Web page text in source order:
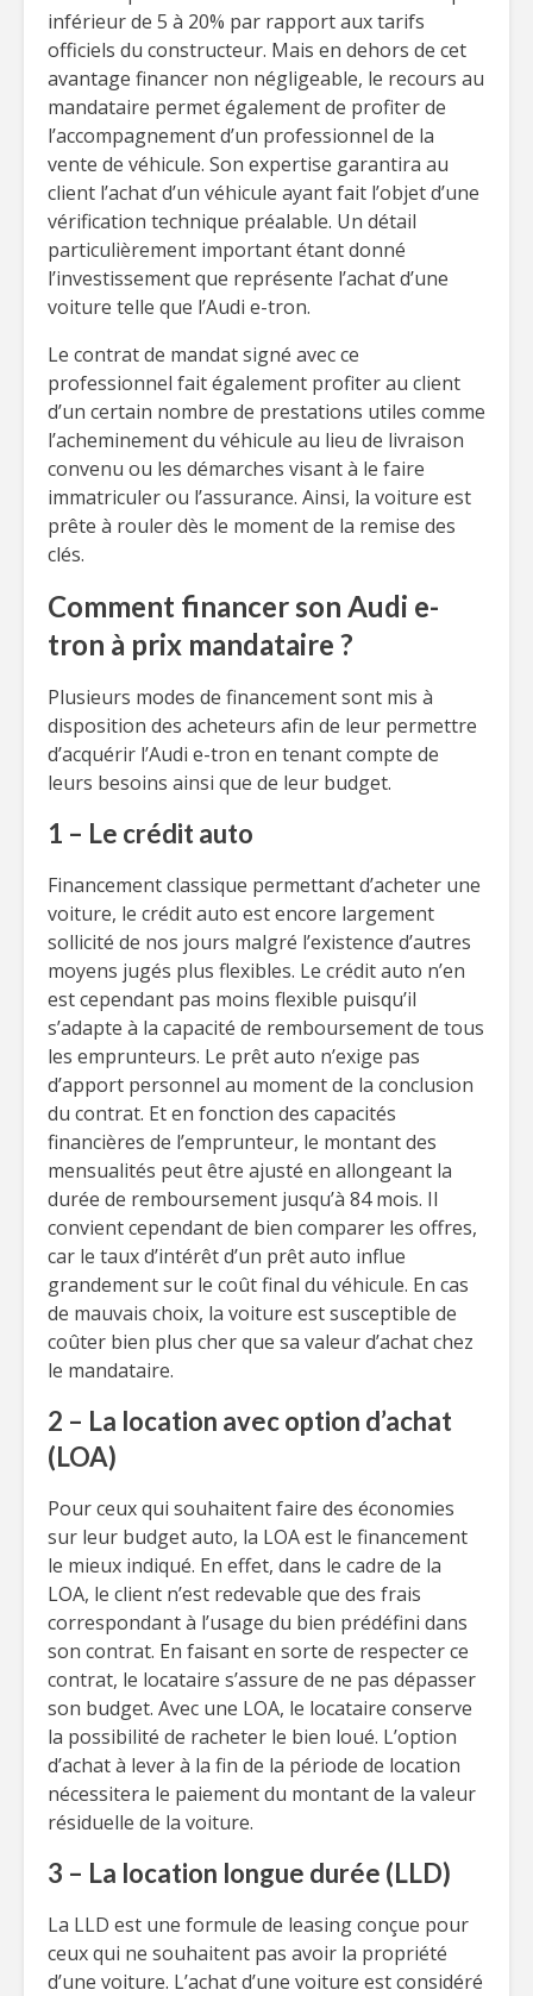
inférieur de 5 à 20% par rapport aux tarifs
officiels du constructeur. Mais en dehors de cet
avantage financer non négligeable, le recours au
mandataire permet également de profiter de
l’accompagnement d’un professionnel de la
vente de véhicule. Son expertise garantira au
client l’achat d’un véhicule ayant fait l’objet d’une
vérification technique préalable. Un détail
particulièrement important étant donné
l’investissement que représente l’achat d’une
voiture telle que l’Audi e-tron.
Le contrat de mandat signé avec ce
professionnel fait également profiter au client
d’un certain nombre de prestations utiles comme
l’acheminement du véhicule au lieu de livraison
convenu ou les démarches visant à le faire
immatriculer ou l’assurance. Ainsi, la voiture est
prête à rouler dès le moment de la remise des
clés.
Comment financer son Audi e-
tron à prix mandataire ?
Plusieurs modes de financement sont mis à
disposition des acheteurs afin de leur permettre
d’acquérir l’Audi e-tron en tenant compte de
leurs besoins ainsi que de leur budget.
1 – Le crédit auto
Financement classique permettant d’acheter une
voiture, le crédit auto est encore largement
sollicité de nos jours malgré l’existence d’autres
moyens jugés plus flexibles. Le crédit auto n’en
est cependant pas moins flexible puisqu’il
s’adapte à la capacité de remboursement de tous
les emprunteurs. Le prêt auto n’exige pas
d’apport personnel au moment de la conclusion
du contrat. Et en fonction des capacités
financières de l’emprunteur, le montant des
mensualités peut être ajusté en allongeant la
durée de remboursement jusqu’à 84 mois. Il
convient cependant de bien comparer les offres,
car le taux d’intérêt d’un prêt auto influe
grandement sur le coût final du véhicule. En cas
de mauvais choix, la voiture est susceptible de
coûter bien plus cher que sa valeur d’achat chez
le mandataire.
2 – La location avec option d’achat
(LOA)
Pour ceux qui souhaitent faire des économies
sur leur budget auto, la LOA est le financement
le mieux indiqué. En effet, dans le cadre de la
LOA, le client n’est redevable que des frais
correspondant à l’usage du bien prédéfini dans
son contrat. En faisant en sorte de respecter ce
contrat, le locataire s’assure de ne pas dépasser
son budget. Avec une LOA, le locataire conserve
la possibilité de racheter le bien loué. L’option
d’achat à lever à la fin de la période de location
nécessitera le paiement du montant de la valeur
résiduelle de la voiture.
3 – La location longue durée (LLD)
La LLD est une formule de leasing conçue pour
ceux qui ne souhaitent pas avoir la propriété
d’une voiture. L’achat d’une voiture est considéré